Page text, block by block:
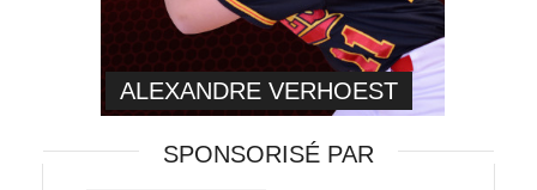
ALEXANDRE VERHOEST
SPONSORISÉ PAR